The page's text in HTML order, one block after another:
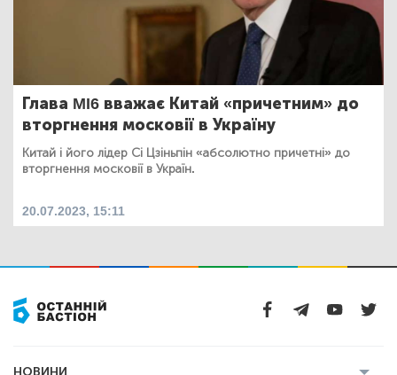
Глава MI6 вважає Китай «причетним» до
вторгнення московії в Україну
Китай і його лідер Сі Цзіньпін «абсолютно причетні» до
вторгнення московії в Україн.
20.07.2023, 15:11
НОВИНИ